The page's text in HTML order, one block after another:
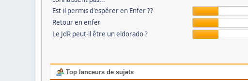
Est-il permis d'espérer en Enfer ??
Retour en enfer
Le JdR peut-il être un eldorado ?
Top lanceurs de sujets